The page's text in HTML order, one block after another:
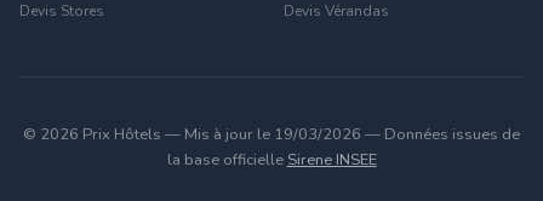
Devis Stores
Devis Vérandas
© 2026 Prix Hôtels — Mis à jour le 19/03/2026 — Données issues de
la base officielle Sirene INSEE